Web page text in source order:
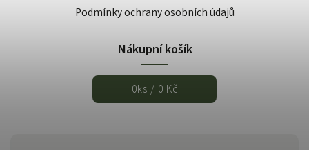
Podmínky ochrany osobních údajů
Nákupní košík
0ks / 0 Kč